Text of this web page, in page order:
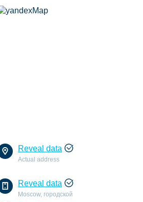
Reveal data
Actual address
Reveal data
Moscow, городской